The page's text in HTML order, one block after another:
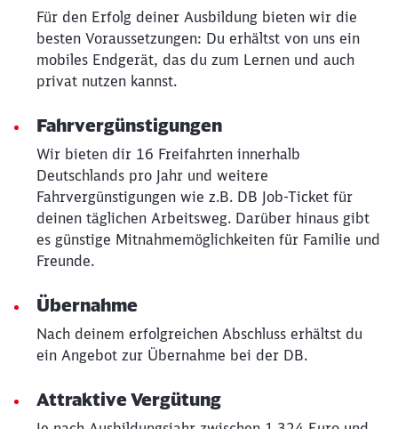
Für den Erfolg deiner Ausbildung bieten wir die
besten Voraussetzungen: Du erhältst von uns ein
mobiles Endgerät, das du zum Lernen und auch
privat nutzen kannst.
Fahrvergünstigungen
Wir bieten dir 16 Freifahrten innerhalb
Deutschlands pro Jahr und weitere
Fahrvergünstigungen wie z.B. DB Job-Ticket für
deinen täglichen Arbeitsweg. Darüber hinaus gibt
es günstige Mitnahmemöglichkeiten für Familie und
Freunde.
Übernahme
Nach deinem erfolgreichen Abschluss erhältst du
ein Angebot zur Übernahme bei der DB.
Attraktive Vergütung
Möchten Sie zuweitergeleitet
Abbrechen Weiter